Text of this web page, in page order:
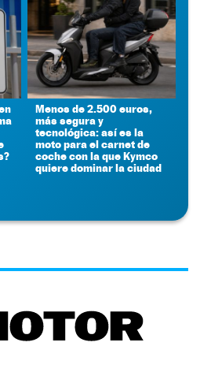
Menos de 2.500 euros,
más segura y
tecnológica: así es la
moto para el carnet de
coche con la que Kymco
quiere dominar la ciudad